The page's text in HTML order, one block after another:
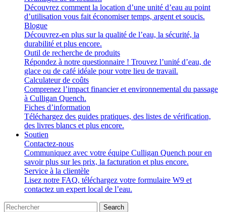
Découvrez comment la location d’une unité d’eau au point
d’utilisation vous fait économiser temps, argent et soucis.
Blogue
Découvrez-en plus sur la qualité de l’eau, la sécurité, la
durabilité et plus encore.
Outil de recherche de produits
Répondez à notre questionnaire ! Trouvez l’unité d’eau, de
glace ou de café idéale pour votre lieu de travail.
Calculateur de coûts
Comprenez l’impact financier et environnemental du passage
à Culligan Quench.
Fiches d’information
Téléchargez des guides pratiques, des listes de vérification,
des livres blancs et plus encore.
Soutien
Contactez-nous
Communiquez avec votre équipe Culligan Quench pour en
savoir plus sur les prix, la facturation et plus encore.
Service à la clientèle
Lisez notre FAQ, téléchargez votre formulaire W9 et
contactez un expert local de l’eau.
Search